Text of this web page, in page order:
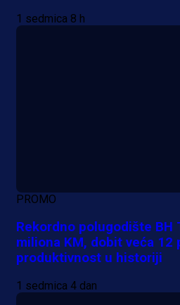
1 sedmica 8 h
PROMO
Rekordno polugodište BH
miliona KM, dobit veća 12
produktivnost u historiji
1 sedmica 4 dan